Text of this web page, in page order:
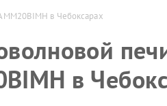
в Чебоксарах
в